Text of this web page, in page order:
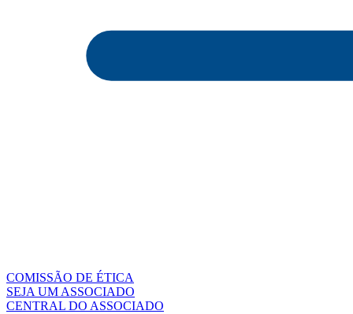
COMISSÃO DE ÉTICA
SEJA UM ASSOCIADO
CENTRAL DO ASSOCIADO